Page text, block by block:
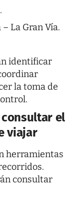
La Gran Vía.
identificar
la toma de
el
viajar
herramientas
consultar